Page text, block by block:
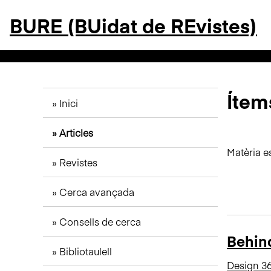
t
a
BURE (BUidat de REvistes)
Inici
Articles
Revistes
Cerca avançada
Consells de cerca
Bibliotaulell
Matèria
Design